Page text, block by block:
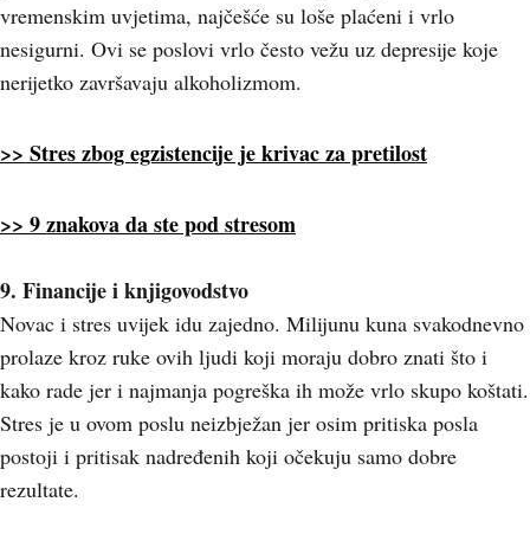
vremenskim uvjetima, najčešće su loše plaćeni i vrlo
nesigurni. Ovi se poslovi vrlo često vežu uz depresije koje
nerijetko završavaju alkoholizmom.
>> Stres zbog egzistencije je krivac za pretilost
>> 9 znakova da ste pod stresom
9. Financije i knjigovodstvo
Novac i stres uvijek idu zajedno. Milijunu kuna svakodnevno
prolaze kroz ruke ovih ljudi koji moraju dobro znati što i
kako rade jer i najmanja pogreška ih može vrlo skupo koštati.
Stres je u ovom poslu neizbježan jer osim pritiska posla
postoji i pritisak nadređenih koji očekuju samo dobre
rezultate.